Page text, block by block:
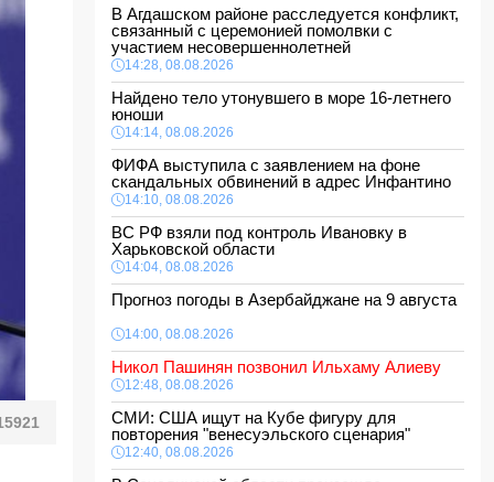
В Агдашском районе расследуется конфликт,
связанный с церемонией помолвки с
участием несовершеннолетней
14:28, 08.08.2026
Найдено тело утонувшего в море 16-летнего
юноши
14:14, 08.08.2026
ФИФА выступила с заявлением на фоне
скандальных обвинений в адрес Инфантино
14:10, 08.08.2026
ВС РФ взяли под контроль Ивановку в
Харьковской области
14:04, 08.08.2026
Прогноз погоды в Азербайджане на 9 августа
14:00, 08.08.2026
Никол Пашинян позвонил Ильхаму Алиеву
12:48, 08.08.2026
СМИ: США ищут на Кубе фигуру для
повторения "венесуэльского сценария"
12:40, 08.08.2026